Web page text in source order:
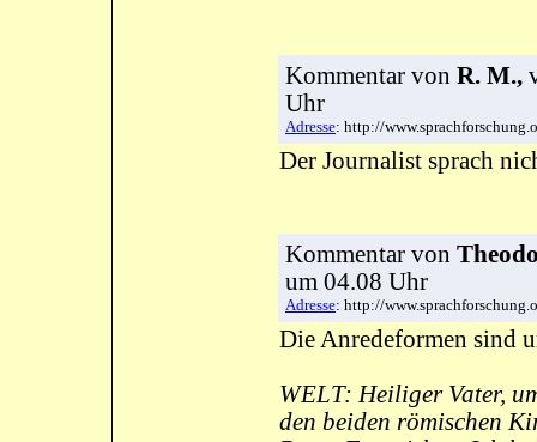
Kommentar von R. M.,
Uhr
Adresse: http://
Der Journalist sprach
Kommentar von
um 04.08 Uhr
Adresse: http://
Die Anredeformen sind
WELT: Heiliger Vater,
den beiden römischen